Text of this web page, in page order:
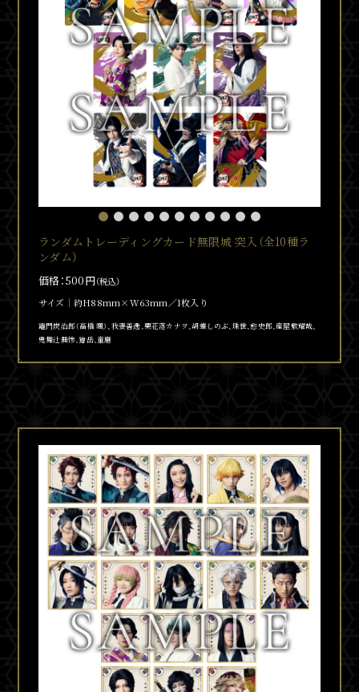
ランダムトレーディングカード無限城 突入（全10種ラ
ンダム）
価格：500円（税込）
サイズ 約H88mm×W63mm／1枚入り
竈門炭治郎（髙橋 颯）、我妻善逸、栗花落カナヲ、胡蝶しのぶ、珠世、愈史郎、産屋敷耀哉、
鬼舞辻󠄀無惨、獪岳、童磨